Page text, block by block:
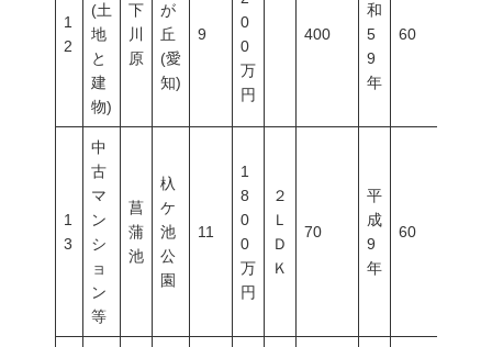
1
2
(土
地
と
建
物)
下
川
原
が
丘
(愛
知)
9
0
0
万
円
400
和
5
9
年
60
1
3
中
古
マ
ン
シ
ョ
ン
等
菖
蒲
池
杁
ケ
池
公
園
11
1
8
0
0
万
円
２
Ｌ
Ｄ
Ｋ
70
平
成
9
年
60